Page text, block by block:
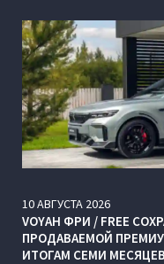
10АВГУСТА 2026
VOYAH ФРИ / FREE
ПРОДАВАЕМОЙ
ИТОГАМ СЕМИ